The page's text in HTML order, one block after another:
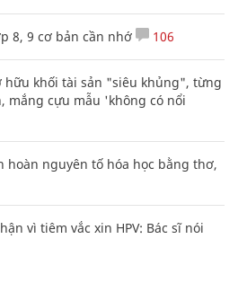
8, 9 cơ bản cần nhớ 106
hữu khối tài sản "siêu khủng", từng
mắng cựu mẫu 'không có nổi
hoàn nguyên tố hóa học bằng thơ,
vì tiêm vắc xin HPV: Bác sĩ nói